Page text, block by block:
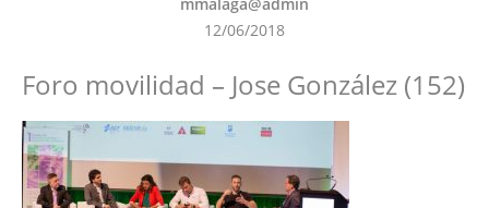
12/06/2018
Foro movilidad – Jose González (152)